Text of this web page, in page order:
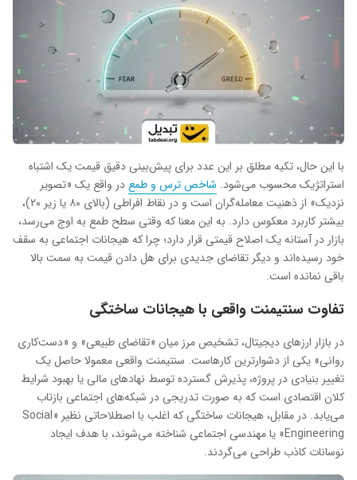
با این حال، تکیه مطلق بر این عدد برای پیش‌بینی دقیق قیمت یک اشتباه
استراتژیک محسوب می‌شود. شاخص ترس و طمعدر واقع یک «تصویر
نزدیک» از ذهنیت معامله‌گران است و در نقاط افراطی (بالای ۸۰ یا زیر ۲۰)،
بیشتر کاربرد معکوس دارد. به این معنا که وقتی سطح طمع به اوج می‌رسد،
بازار در آستانه یک اصلاح قیمتی قرار دارد؛ چرا که هیجانات اجتماعی به سقف
خود رسیده‌اند و دیگر تقاضای جدیدی برای هل دادن قیمت به سمت بالا
باقی نمانده است.
تفاوت سنتیمنت واقعی با هیجانات ساختگی
در بازار ارزهای دیجیتال، تشخیص مرز میان «تقاضای طبیعی» و «دست‌کاری
روانی» یکی از دشوارترین کارهاست. سنتیمنت واقعی معمولا حاصل یک
تغییر بنیادی در پروژه، پذیرش گسترده توسط نهادهای مالی یا بهبود شرایط
کلان اقتصادی است که به صورت تدریجی در شبکه‌های اجتماعی بازتاب
می‌یابد. در مقابل، هیجانات ساختگی که اغلب با اصطلاحاتی نظیر «Social
Engineering» یا مهندسی اجتماعی شناخته می‌شوند، با هدف ایجاد
نوسانات کاذب طراحی می‌گردند.